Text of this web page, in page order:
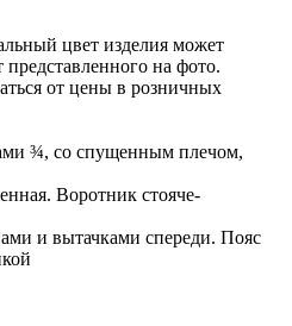
цвет изделия может
представленного на фото.
от цены в розничных
¾, со спущенным плечом,
Воротник стояче-
и вытачками спереди. Пояс